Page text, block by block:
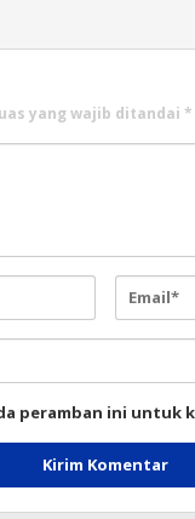
yang wajib ditandai *
peramban ini untuk